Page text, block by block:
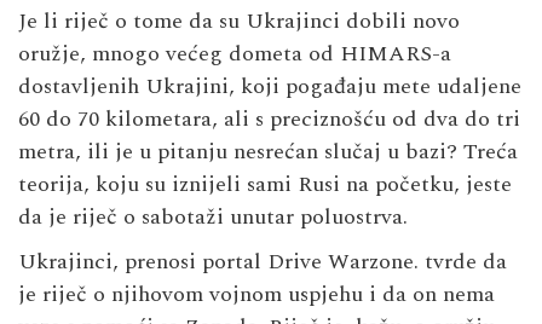
Je li riječ o tome da su Ukrajinci dobili novo
oružje, mnogo većeg dometa od HIMARS-a
dostavljenih Ukrajini, koji pogađaju mete udaljene
60 do 70 kilometara, ali s preciznošću od dva do tri
metra, ili je u pitanju nesrećan slučaj u bazi? Treća
teorija, koju su iznijeli sami Rusi na početku, jeste
da je riječ o sabotaži unutar poluostrva.
Ukrajinci, prenosi portal Drive Warzone. tvrde da
je riječ o njihovom vojnom uspjehu i da on nema